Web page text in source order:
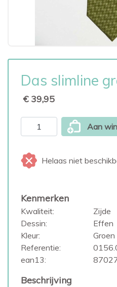
Das slimline
€ 39,95
Aan
Helaas niet
Kenmerken
Kwaliteit:
Zijde
Dessin:
Effen
Kleur:
Groen
Referentie:
ean13:
Beschrijving